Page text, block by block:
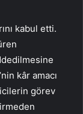
kabul etti.
kâr amacı
görev